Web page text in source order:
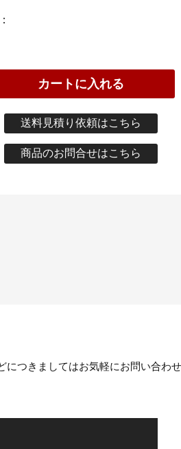
につきましてはお気軽にお問い合わせ